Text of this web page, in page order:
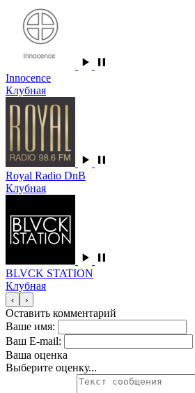
Innocence
Клубная
Royal Radio DnB
Клубная
BLVCK STATION
Клубная
‹ ›
Оставить комментарий
Ваше имя:
Ваш E-mail:
Ваша оценка
Выберите оценку...